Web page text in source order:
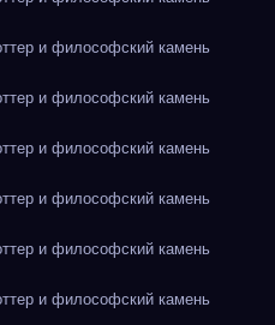
и философский камень
и философский камень
и философский камень
и философский камень
и философский камень
и философский камень